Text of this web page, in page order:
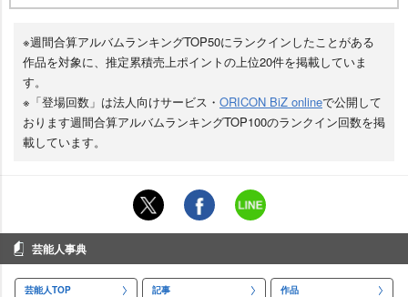
※週間合算アルバムランキングTOP50にランクインしたことがある
作品を対象に、推定累積売上ポイントの上位20件を掲載していま
す。
※「登場回数」は法人向けサービス・ ORICON BiZ onlineで公開して
おります週間合算アルバムランキングTOP100のランクイン回数を掲
載しています。
芸能人事典
芸能人TOP 記事 作品